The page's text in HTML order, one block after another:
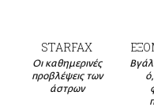
NEWSLETTER
ΜΙΚΡΟΠΡΑΓΜΑΤΑ
THE GOOD LIFO
STARFAX
Οι καθημερινές
προβλέψεις των
άστρων